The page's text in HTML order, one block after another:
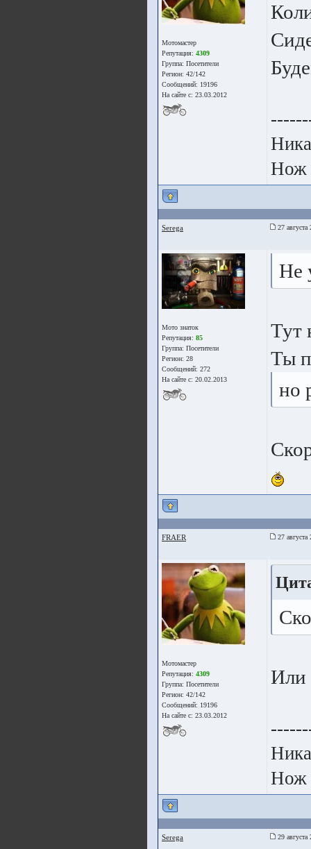
Мотомастер
Репутация: 4309
Группа: Посетители
Регион: 42/142
Сообщений: 19196
На сайте с: 23.03.2012
Нож
Seregа 27
Мото знаток
Репутация: 85
Группа: Посетители
Регион: 28
Сообщений: 272
На сайте с: 20.02.2013
Не
Тут
Ты
но
FRAER 27
Мотомастер
Репутация: 4309
Группа: Посетители
Регион: 42/142
Сообщений: 19196
На сайте с: 23.03.2012
Или
Нож
Seregа 29